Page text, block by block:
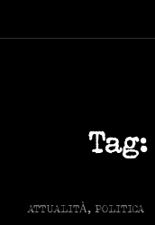
Tag:
CAT
ATTUALITÀ, POLITICA